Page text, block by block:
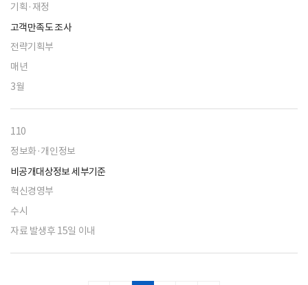
기획·재정
고객만족도 조사
전략기획부
매년
3월
110
정보화·개인정보
비공개대상정보 세부기준
혁신경영부
수시
자료 발생후 15일 이내